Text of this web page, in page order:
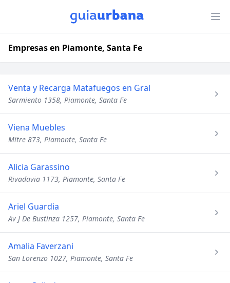
Empresas en Piamonte, Santa Fe
Venta y Recarga Matafuegos en Gral
Sarmiento 1358, Piamonte, Santa Fe
Viena Muebles
Mitre 873, Piamonte, Santa Fe
Alicia Garassino
Rivadavia 1173, Piamonte, Santa Fe
Ariel Guardia
Av J De Bustinza 1257, Piamonte, Santa Fe
Amalia Faverzani
San Lorenzo 1027, Piamonte, Santa Fe